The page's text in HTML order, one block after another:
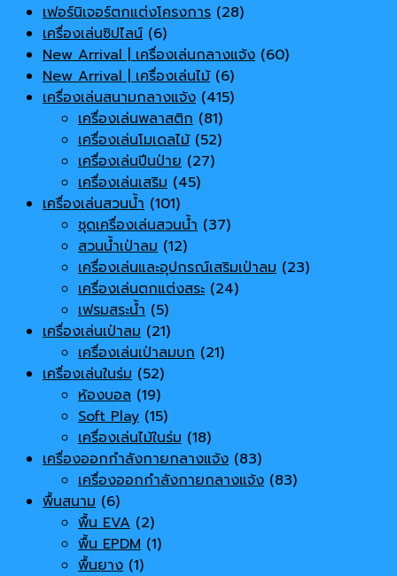
เฟอร์นิเจอร์ตกแต่งโครงการ (28)
เครื่องเล่นซิปไลน์ (6)
New Arrival | เครื่องเล่นกลางแจ้ง (60)
New Arrival | เครื่องเล่นไม้ (6)
เครื่องเล่นสนามกลางแจ้ง (415)
เครื่องเล่นพลาสติก (81)
เครื่องเล่นโมเดลไม้ (52)
เครื่องเล่นปีนป่าย (27)
เครื่องเล่นเสริม (45)
เครื่องเล่นสวนน้ำ (101)
ชุดเครื่องเล่นสวนน้ำ (37)
สวนน้ำเป่าลม (12)
เครื่องเล่นและอุปกรณ์เสริมเป่าลม (23)
เครื่องเล่นตกแต่งสระ (24)
เฟรมสระน้ำ (5)
เครื่องเล่นเป่าลม (21)
เครื่องเล่นเป่าลมบก (21)
เครื่องเล่นในร่ม (52)
ห้องบอล (19)
Soft Play (15)
เครื่องเล่นไม้ในร่ม (18)
เครื่องออกกำลังกายกลางแจ้ง (83)
เครื่องออกกำลังกายกลางแจ้ง (83)
พื้นสนาม (6)
พื้น EVA (2)
พื้น EPDM (1)
พื้นยาง (1)